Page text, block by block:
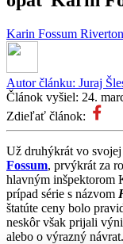
Karin Fossum
Autor článku: Juraj
Článok vyšiel: 24.
Zdieľať článok:
Už druhýkrát vo
Fossum, prvýkrát za
hlavným inšpektorom
prípad série s názvom
štatúte ceny bolo
neskôr však prijali
alebo o výrazný návrat.